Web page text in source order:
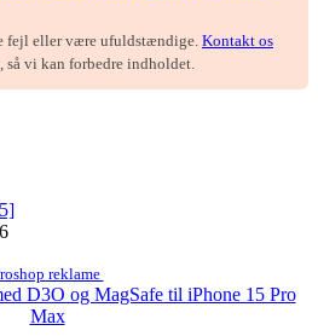
fejl eller være ufuldstændige. Kontakt os
så vi kan forbedre indholdet.
reklame